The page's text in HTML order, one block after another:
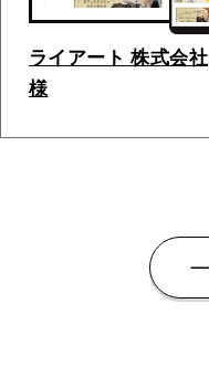
ライアート 株式会社
様